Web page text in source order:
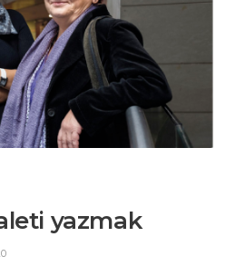
yazmak